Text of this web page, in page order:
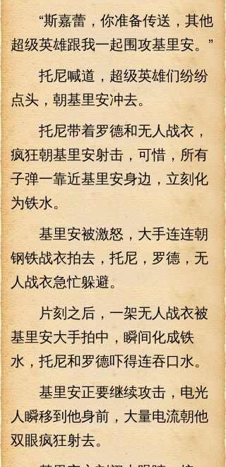
“斯嘉蕾，你准备传送，其他
超级英雄跟我一起围攻基里安。”
托尼喊道，超级英雄们纷纷
点头，朝基里安冲去。
托尼带着罗德和无人战衣，
疯狂朝基里安射击，可惜，所有
子弹一靠近基里安身边，立刻化
为铁水。
基里安被激怒，大手连连朝
钢铁战衣拍去，托尼，罗德，无
人战衣急忙躲避。
片刻之后，一架无人战衣被
基里安大手拍中，瞬间化成铁
水，托尼和罗德吓得连吞口水。
基里安正要继续攻击，电光
人瞬移到他身前，大量电流朝他
双眼疯狂射去。